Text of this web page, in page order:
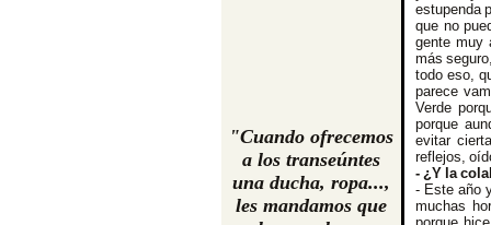
"Cuando ofrecemos
a los transeúntes
una ducha, ropa...,
les mandamos que
estupenda
que no
gente muy
más
todo eso,
parece
Verde
porque
evitar
reflejos,
- ¿Y la
- Este año
muchas